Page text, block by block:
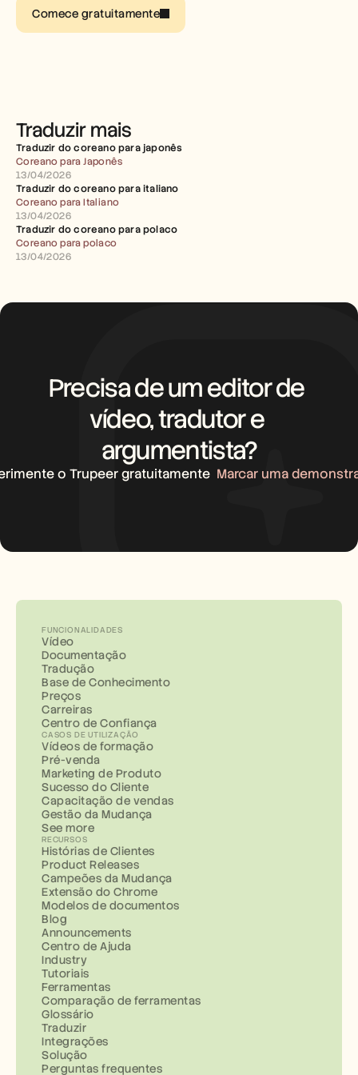
Comece gratuitamente
Traduzir mais
Traduzir do coreano para japonês
Coreano para Japonês
13/04/2026
Traduzir do coreano para italiano
Coreano para Italiano
13/04/2026
Traduzir do coreano para polaco
Coreano para polaco
13/04/2026
Precisa de um editor de
vídeo, tradutor e
argumentista?
o Trupeer gratuitamente Marcar uma
FUNCIONALIDADES
Vídeo
Documentação
Tradução
Base de Conhecimento
Preços
Carreiras
Centro de Confiança
CASOS DE UTILIZAÇÃO
Vídeos de formação
Pré-venda
Marketing de Produto
Sucesso do Cliente
Capacitação de vendas
Gestão da Mudança
See more
RECURSOS
Histórias de Clientes
Product Releases
Campeões da Mudança
Extensão do Chrome
Modelos de documentos
Blog
Announcements
Centro de Ajuda
Industry
Tutoriais
Ferramentas
Comparação de ferramentas
Glossário
Traduzir
Integrações
Solução
Perguntas frequentes
Carreiras